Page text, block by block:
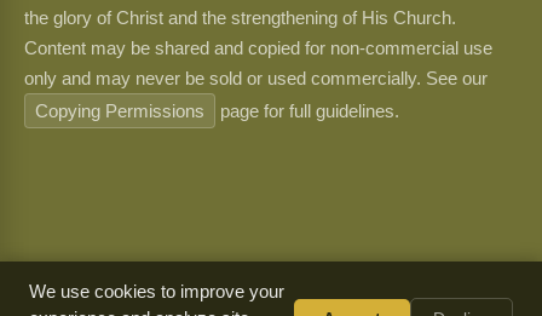
the glory of Christ and the strengthening of His Church.
Content may be shared and copied for non-commercial use
only and may never be sold or used commercially. See our
Copying Permissions
page for full guidelines.
We use cookies to improve your